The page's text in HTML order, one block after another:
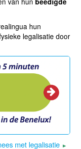
hun
legalisatie door
met legalisatie ►